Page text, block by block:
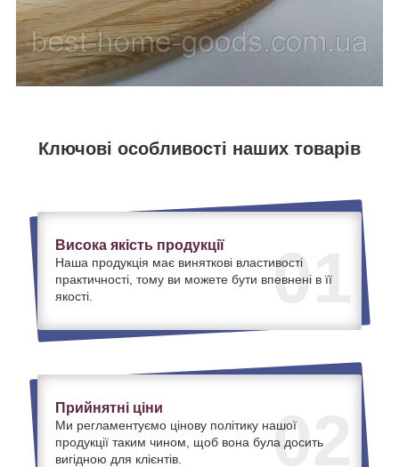
Ключові особливості наших товарів
01
Висока якість продукції
Наша продукція має виняткові властивості
практичності, тому ви можете бути впевнені в її
якості.
02
Прийнятні ціни
Ми регламентуємо цінову політику нашої
продукції таким чином, щоб вона була досить
вигідною для клієнтів.